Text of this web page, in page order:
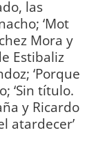
las
‘Mot
Mora y
Estibaliz
‘Porque
‘Sin título.
y Ricardo
atardecer’